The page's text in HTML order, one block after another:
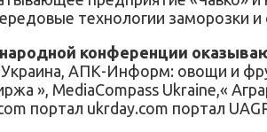
технологии заморозки
конференции
АПК-Информ: овощи и
», MediaCompass Ukraine,«
портал ukrday.com портал